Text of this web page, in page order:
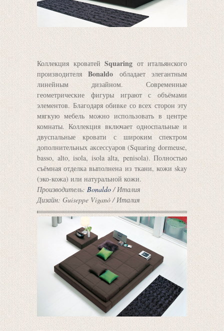
Коллекция кроватей Squaring от итальянского
производителяBonaldo обладает элегантным
линейным дизайном. Современные
геометрические фигуры играют с объёмами
элементов. Благодаря обивке со всех сторон эту
мягкую мебель можно использовать в центре
комнаты. Коллекция включает односпальные и
двуспальные кровати с широким спектром
дополнительных аксессуаров (Squaring dormeuse,
basso, alto, isola, isola alta, penisola). Полностью
съёмная отделка выполнена из ткани, кожи skay
(эко-кожа) или натуральной кожи.
Производитель: Bonaldo/ Италия
Дизайн: Guiseppe Viganò / Италия